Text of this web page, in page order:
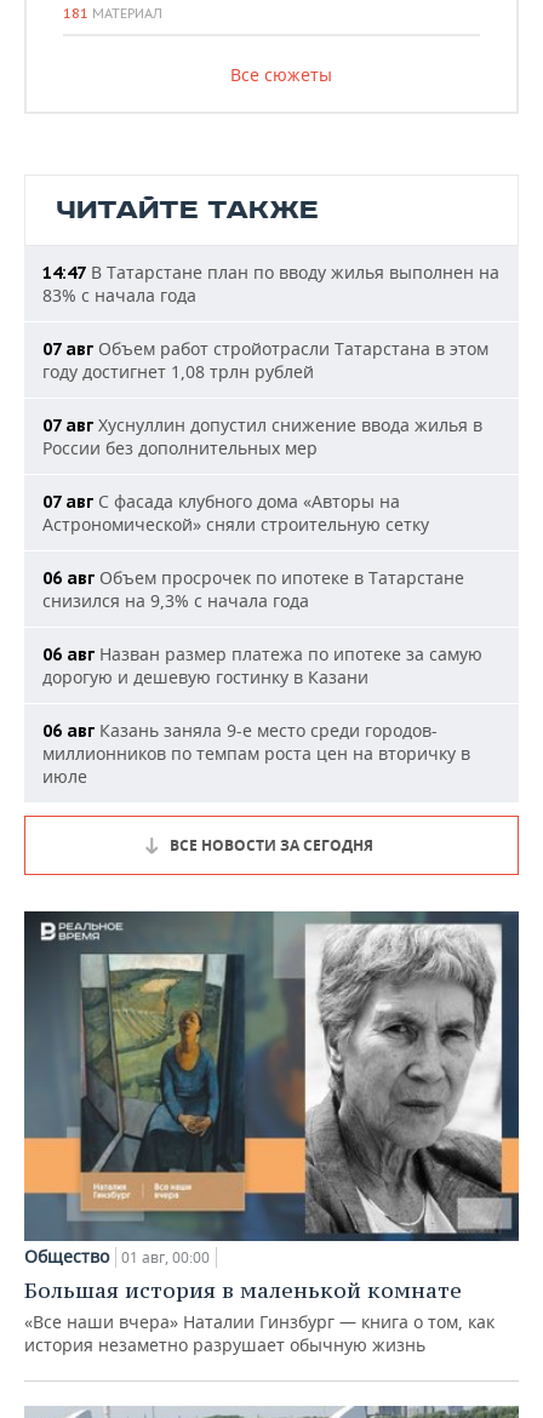
181 МАТЕРИАЛ
Все сюжеты
ЧИТАЙТЕ ТАКЖЕ
14:47 В Татарстане план по вводу жилья выполнен на
83% с начала года
07 авг Объем работ стройотрасли Татарстана в этом
году достигнет 1,08 трлн рублей
07 авг Хуснуллин допустил снижение ввода жилья в
России без дополнительных мер
07 авг С фасада клубного дома «Авторы на
Астрономической» сняли строительную сетку
06 авг Объем просрочек по ипотеке в Татарстане
снизился на 9,3% с начала года
06 авг Назван размер платежа по ипотеке за самую
дорогую и дешевую гостинку в Казани
06 авг Казань заняла 9-е место среди городов-
миллионников по темпам роста цен на вторичку в
июле
ВСЕ НОВОСТИ ЗА СЕГОДНЯ
Общество 01 авг, 00:00
Большая история в маленькой комнате
«Все наши вчера» Наталии Гинзбург — книга о том, как
история незаметно разрушает обычную жизнь